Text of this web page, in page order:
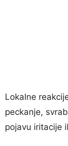
Lokalne
peckanje,
pojavu iritacije